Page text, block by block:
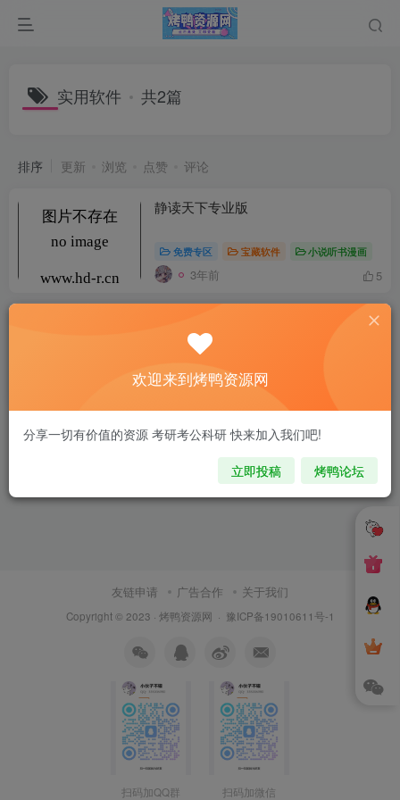
实用软件 共2篇
排序 更新 浏览 点赞 评论
静读天下专业版
免费专区 宝藏软件 小说听书漫画
3年前 5
3年前
友链申请 广告合作 关于我们
Copyright © 2023 · 烤鸭资源网 · 豫ICP备19010611号-1
扫码加QQ群 扫码加微信
欢迎来到烤鸭资源网
分享一切有价值的资源 考研考公科研 快来加入我们吧!
立即投稿 烤鸭论坛